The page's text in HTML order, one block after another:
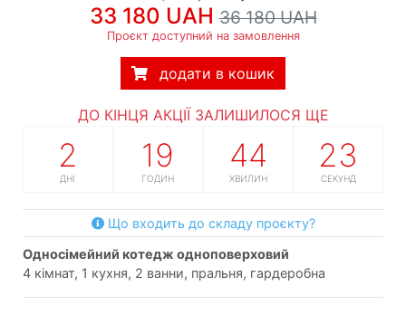
33 180 UAH36 180 UAH
Проєкт доступний на замовлення
додати в кошик
ДО КІНЦЯ АКЦІЇ ЗАЛИШИЛОСЯ ЩЕ
2
ДНІ
19
ГОДИН
44
ХВИЛИН
22
СЕКУНД
Що входить до складу проєкту?
односімейний котедж одноповерховий
4 кімнат, 1 кухня, 2 ванни, пральня, гардеробна